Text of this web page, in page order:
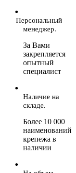
Персональный
менеджер.
За Вами
закрепляется
опытный
специалист
Наличие на
складе.
Более 10 000
наименований
крепежа в
наличии